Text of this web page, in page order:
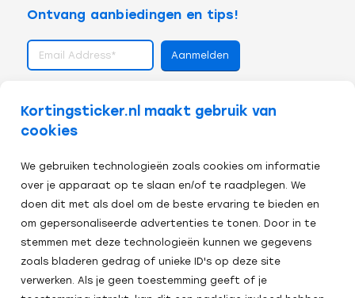
Kortingsticker.nl maakt gebruik van
cookies
We gebruiken technologieën zoals cookies om informatie
over je apparaat op te slaan en/of te raadplegen. We
doen dit met als doel om de beste ervaring te bieden en
om gepersonaliseerde advertenties te tonen. Door in te
stemmen met deze technologieën kunnen we gegevens
zoals bladeren gedrag of unieke ID's op deze site
verwerken. Als je geen toestemming geeft of je
Ontvang aanbiedingen en tips!